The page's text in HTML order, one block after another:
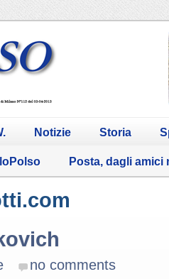
Notizie Storia
Posta, dagli amici
no comments